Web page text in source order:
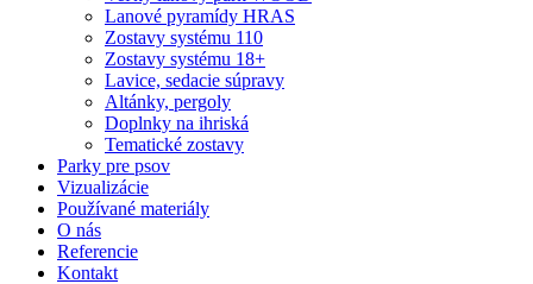
Lanové pyramídy HRAS
Zostavy systému 110
Zostavy systému 18+
Lavice, sedacie súpravy
Altánky, pergoly
Doplnky na ihriská
Tematické zostavy
Parky pre psov
Vizualizácie
Používané materiály
O nás
Referencie
Kontakt